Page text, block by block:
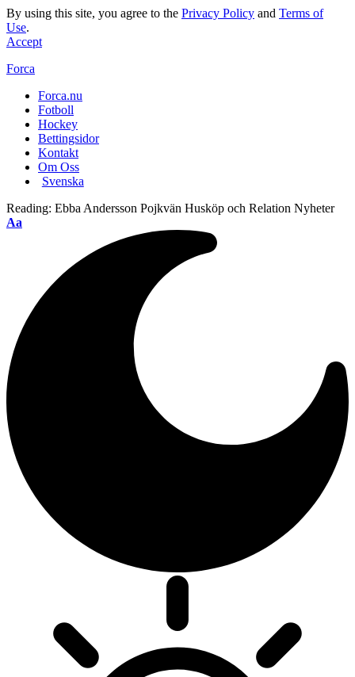
By using this site, you agree to the Privacy Policy and Terms of
Use.
Accept
Forca
Forca.nu
Fotboll
Hockey
Bettingsidor
Kontakt
Om Oss
Svenska
Reading: Ebba Andersson Pojkvän Husköp och Relation Nyheter
Aa